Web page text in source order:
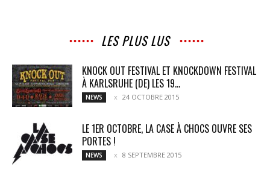
LES PLUS LUS
KNOCK OUT FESTIVAL ET KNOCKDOWN FESTIVAL
À KARLSRUHE (DE) LES 19...
NEWS 24 OCTOBRE 2015
LE 1ER OCTOBRE, LA CASE À CHOCS OUVRE SES
PORTES !
NEWS 8 SEPTEMBRE 2015